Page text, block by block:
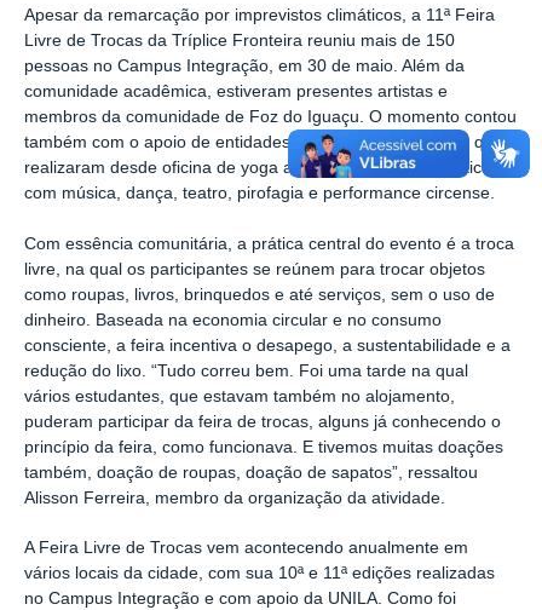
Apesar da remarcação por imprevistos climáticos, a 11ª Feira
Livre de Trocas da Tríplice Fronteira reuniu mais de 150
pessoas no Campus Integração, em 30 de maio. Além da
comunidade acadêmica, estiveram presentes artistas e
membros da comunidade de Foz do Iguaçu. O momento contou
também com o apoio de entidades da cidade e de artistas que
realizaram desde oficina de yoga até apresentações artísticas
com música, dança, teatro, pirofagia e performance circense.
Com essência comunitária, a prática central do evento é a troca
livre, na qual os participantes se reúnem para trocar objetos
como roupas, livros, brinquedos e até serviços, sem o uso de
dinheiro. Baseada na economia circular e no consumo
consciente, a feira incentiva o desapego, a sustentabilidade e a
redução do lixo. “Tudo correu bem. Foi uma tarde na qual
vários estudantes, que estavam também no alojamento,
puderam participar da feira de trocas, alguns já conhecendo o
princípio da feira, como funcionava. E tivemos muitas doações
também, doação de roupas, doação de sapatos”, ressaltou
Alisson Ferreira, membro da organização da atividade.
A Feira Livre de Trocas vem acontecendo anualmente em
vários locais da cidade, com sua 10ª e 11ª edições realizadas
no Campus Integração e com apoio da UNILA. Como foi